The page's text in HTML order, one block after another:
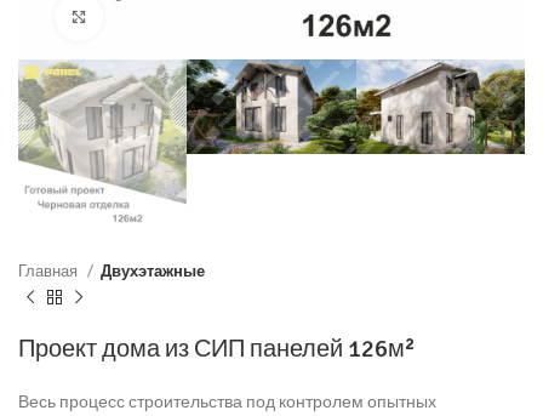
Нажмите, чтобы увеличить
Главная Двухэтажные
Проект дома из СИП панелей 126м²
Весь процесс строительства под контролем опытных